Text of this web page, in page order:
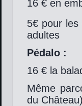
16 € en
5€ pour
adultes
Pédalo :
16 € la
Même
du Château)